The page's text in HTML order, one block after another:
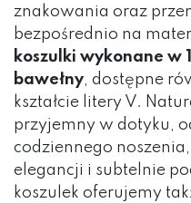
znakowania oraz
bezpośrednio na
koszulki wykonane w
bawełny, dostępne
kształcie litery V.
przyjemny w dotyku,
codziennego
elegancji i subtelnie
koszulek oferujemy